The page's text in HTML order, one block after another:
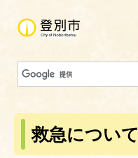
救急について